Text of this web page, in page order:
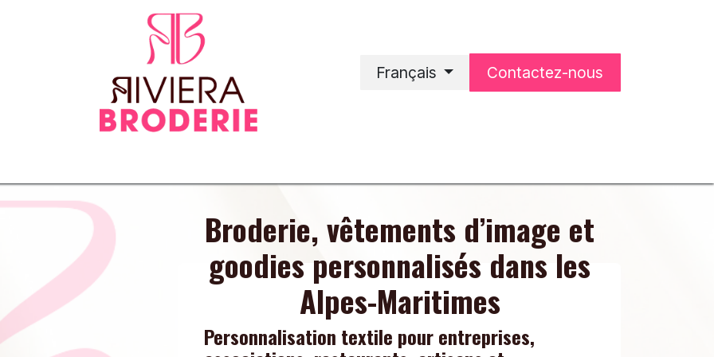
Français Contactez-nous
Broderie, vêtements d’image et
goodies personnalisés dans les
Alpes-Maritimes
Personnalisation textile pour entreprises,